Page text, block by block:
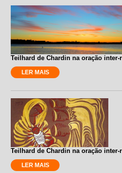
Teilhard de Chardin na oração
LER MAIS
Teilhard de Chardin na oração
LER MAIS